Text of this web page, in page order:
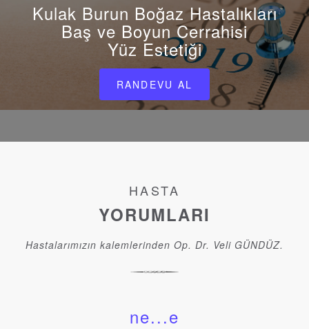
Kulak Burun Boğaz Hastalıkları
Baş ve Boyun Cerrahisi
Yüz Estetiği
RANDEVU AL
HASTA
YORUMLARI
Hastalarımızın kalemlerinden Op. Dr. Veli GÜNDÜZ.
ne...e